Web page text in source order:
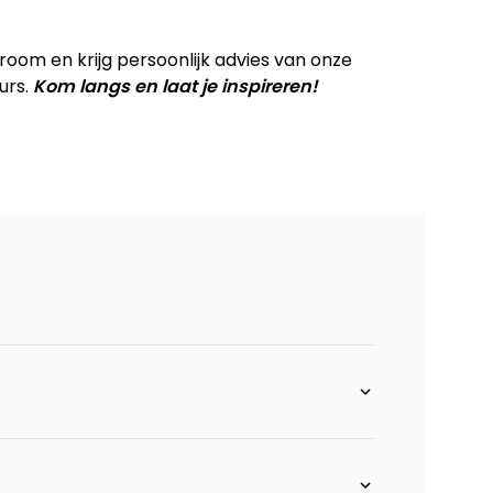
rug
en krijg persoonlijk advies van onze
Kom langs en laat je inspireren!